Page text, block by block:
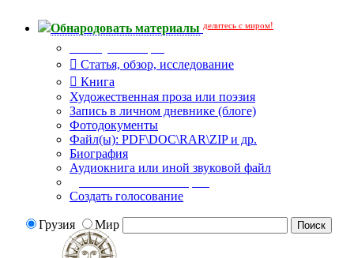
Обнародовать материалы делитесь с миром!
Статья, обзор, исследование
Книга
Художественная проза или поэзия
Запись в личном дневнике (блоге)
Фотодокументы
Файл(ы): PDF\DOC\RAR\ZIP и др.
Биография
Аудиокнига или иной звуковой файл
Создать голосование
Грузия Мир